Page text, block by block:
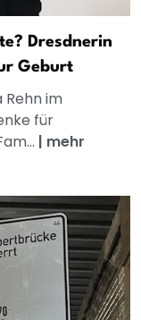
Dresdnerin
Geburt
im
für
| mehr